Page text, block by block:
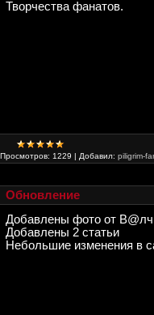
Творчества фанатов.
Просмотров: 1229 Добавил: piligrim-
Обновление
Добавлены фото от
Добавлены 2 статьи
Небольшие изменения в